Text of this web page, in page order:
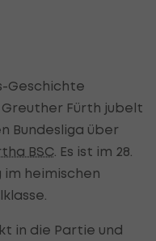
Geschichte
Fürth jubelt
Bundesliga über
BSC . Es ist im 28.
im heimischen
in die Partie und